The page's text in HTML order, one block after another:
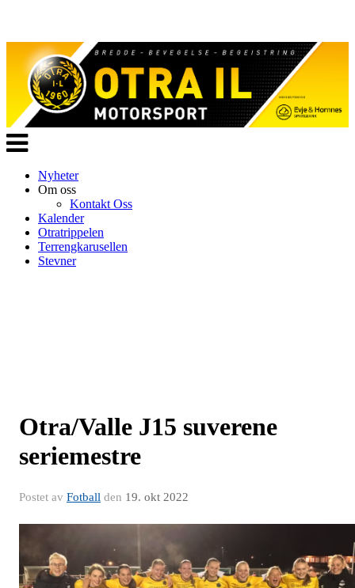
Veksle
navigasjon
Nyheter
Om oss
Kontakt Oss
Kalender
Otratrippelen
Terrengkarusellen
Stevner
Otra/Valle J15 suverene
seriemestre
Postet av Fotball den 19. okt 2022